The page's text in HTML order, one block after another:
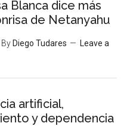
Blanca dice más
de Netanyahu
By Diego Tudares
Leave a
artificial,
y dependencia